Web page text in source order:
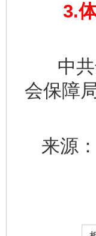
3.体
中共
会保障
来源